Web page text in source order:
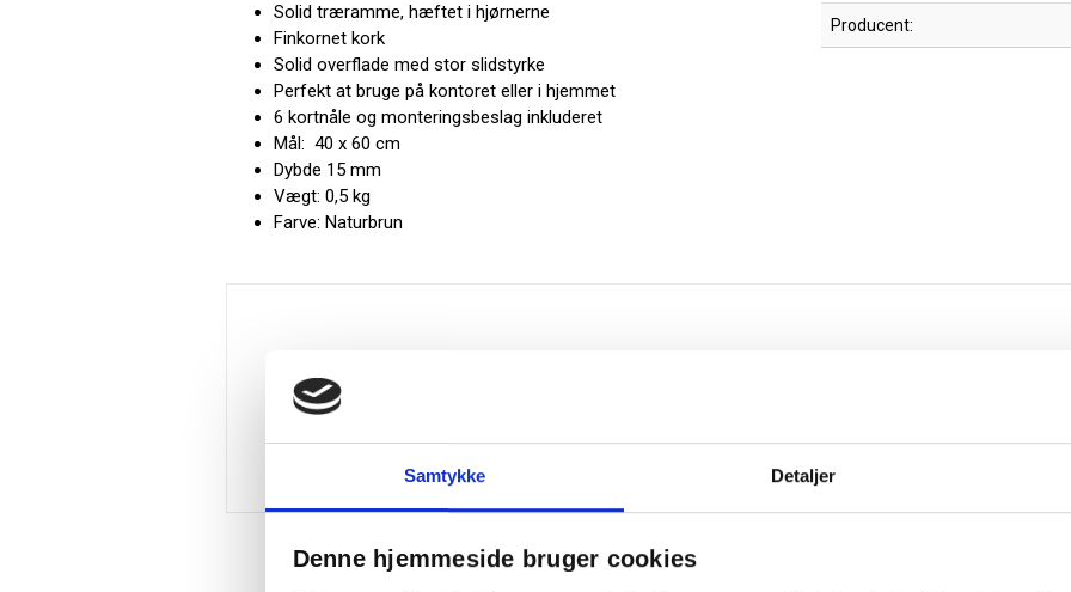
Samtykke Detaljer
Denne hjemmeside bruger cookies
Solid træramme, hæftet i hjørnerne
Finkornet kork
Solid overflade med stor slidstyrke
Perfekt at bruge på kontoret eller i hjemmet
6 kortnåle og monteringsbeslag inkluderet
Mål: 40 x 60 cm
Dybde 15 mm
Vægt: 0,5 kg
Farve: Naturbrun
Producent: